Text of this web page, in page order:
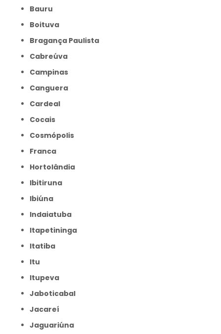
Bauru
Boituva
Bragança Paulista
Cabreúva
Campinas
Canguera
Cardeal
Cocais
Cosmópolis
Franca
Hortolândia
Ibitiruna
Ibiúna
Indaiatuba
Itapetininga
Itatiba
Itu
Itupeva
Jaboticabal
Jacareí
Jaguariúna